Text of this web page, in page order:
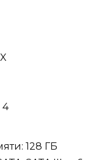
4
128 ГБ